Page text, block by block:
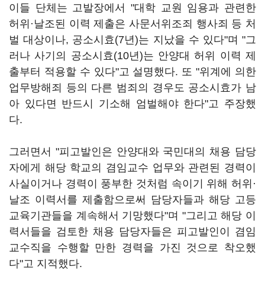
이들 단체는 고발장에서 "대학 교원 임용과 관련한
허위·날조된 이력 제출은 사문서위조죄 행사죄 등 처
벌 대상이나, 공소시효(7년)는 지났을 수 있다"며 "그
러나 사기의 공소시효(10년)는 안양대 허위 이력 제
출부터 적용할 수 있다"고 설명했다. 또 "위계에 의한
업무방해죄 등의 다른 범죄의 경우도 공소시효가 남
아 있다면 반드시 기소해 엄벌해야 한다"고 주장했
다.
그러면서 "피고발인은 안양대와 국민대의 채용 담당
자에게 해당 학교의 겸임교수 업무와 관련된 경력이
사실이거나 경력이 풍부한 것처럼 속이기 위해 허위·
날조 이력서를 제출함으로써 담당자들과 해당 고등
교육기관들을 계속해서 기망했다"며 "그리고 해당 이
력서들을 검토한 채용 담당자들은 피고발인이 겸임
교수직을 수행할 만한 경력을 가진 것으로 착오했
다"고 지적했다.